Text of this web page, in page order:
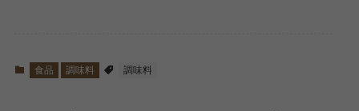
食品 調味料 調味料